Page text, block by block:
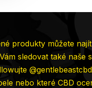
produkty můžete najít
sledovat také
nebo které CBD